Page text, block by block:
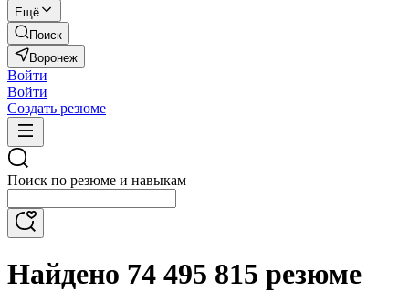
Ещё
Поиск
Воронеж
Войти
Войти
Создать резюме
Поиск по резюме и навыкам
Найдено 74 495 815 резюме